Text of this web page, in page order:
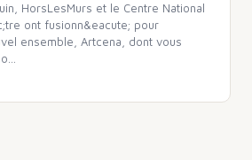
HorsLesMurs et le Centre National
ont fusionn&eacute; pour
ensemble, Artcena, dont vous